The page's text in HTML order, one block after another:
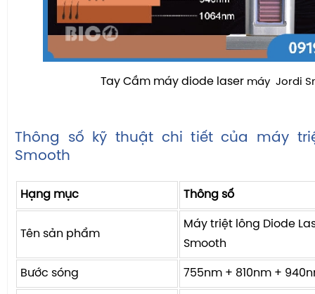
Tay Cầm máy diode laser máy Jordi
Thông số kỹ thuật chi tiết của máy
Smooth
Hạng mục Thông số
Tên sản phẩm
Máy triệt lông Diode
Smooth
Bước sóng 755nm + 810nm +